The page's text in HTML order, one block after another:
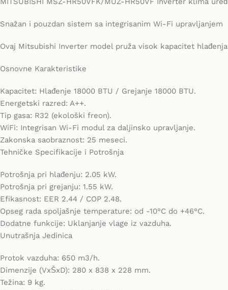
Snažan i pouzdan sistem sa integrisanim Wi-Fi upravljanjem
Ovaj Mitsubishi Inverter model pruža visok kapacitet
Osnovne Karakteristike
Kapacitet: Hlađenje 18000 BTU / Grejanje 18000 BTU.
Energetski razred: A++.
Tip gasa: R32 (ekološki freon).
WiFi: Integrisan Wi-Fi modul za daljinsko upravljanje.
Zakonska saobraznost: 25 meseci.
Tehničke Specifikacije i Potrošnja
Potrošnja pri hlađenju: 2.05 kW.
Potrošnja pri grejanju: 1.55 kW.
Efikasnost: EER 2.44 / COP 2.48.
Opseg rada spoljašnje temperature: od -10°C do +46°C.
Dodatne funkcije: Uklanjanje vlage iz vazduha.
Unutrašnja Jedinica
Protok vazduha: 650 m3/h.
Dimenzije (VxŠxD): 280 x 838 x 228 mm.
Težina: 9 kg.